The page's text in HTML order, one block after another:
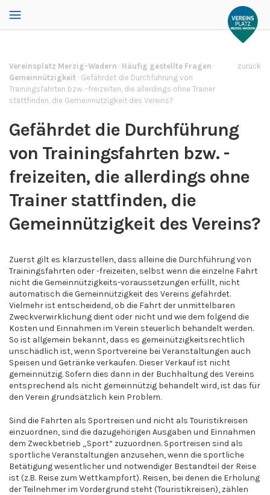
Vereinsplatz Merzig-Wadern · Häufig gestellte Fragen ·
Gemeinnützigkeit · Gefährdet die Durchführung von
Trainingsfahrten bzw. -freizeiten, die allerdings ohne Trainer
stattfinden, die Gemeinnützigkeit des Vereins?
zurück
Gefährdet die Durchführung
von Trainingsfahrten bzw. -
freizeiten, die allerdings ohne
Trainer stattfinden, die
Gemeinnützigkeit des Vereins?
Zuerst gilt es klarzustellen, dass alleine die Durchführung von
Trainingsfahrten oder -freizeiten, selbst wenn die einzelne Fahrt
nicht die Gemeinnützigkeits-voraussetzungen erfüllt, nicht
automatisch die Gemeinnützigkeit des Vereins gefährdet.
Vielmehr ist entscheidend, ob die Fahrt der unmittelbaren
Zweckverwirklichung dient oder nicht und wie dem folgend die
Kosten und Einnahmen im Verein steuerlich behandelt werden.
So ist allgemein bekannt, dass es gemeinützigkeitsrechtlich
unschädlich ist, wenn Sportvereine bei Veranstaltungen auch
Speisen und Getränke verkaufen. Dieser Verkauf ist nicht
gemeinnützig. Sofern dies dann in der Buchhaltung des Vereins
entsprechend als nicht gemeinnützig behandelt wird, ist das für
den Verein grundsätzlich kein Problem.
Sind die Fahrten als Sportreisen und nicht als Touristikreisen
einzuordnen, sind die dazugehörigen Ausgaben und Einnahmen
dem Zweckbetrieb „Sport“ zuzuordnen. Sportreisen sind als
sportliche Veranstaltungen anzusehen, wenn die sportliche
Betätigung wesentlicher und notwendiger Bestandteil der Reise
ist (z.B. Reise zum Wettkampfort). Reisen, bei denen die Erholung
der Teilnehmer im Vordergrund steht (Touristikreisen), zählen